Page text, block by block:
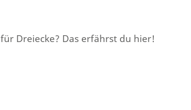
Dreiecke? Das erfährst du hier!